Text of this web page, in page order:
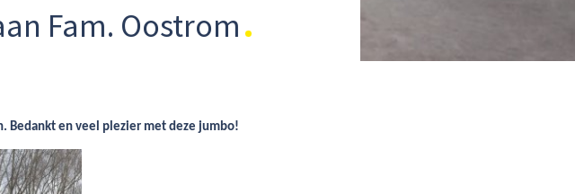
Fam. Oostrom
Bedankt en veel plezier met deze jumbo!